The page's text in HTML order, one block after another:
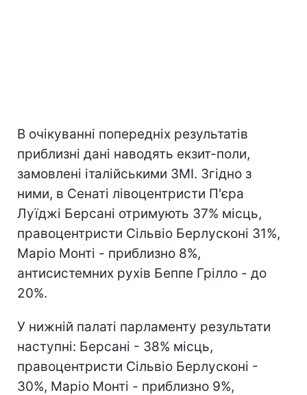
В очікуванні попередніх результатів
приблизні дані наводять екзит-поли,
замовлені італійськими ЗМІ. Згідно з
ними, в Сенаті лівоцентристи П'єра
Луїджі Берсані отримують 37% місць,
правоцентристи Сільвіо Берлусконі 31%,
Маріо Монті - приблизно 8%,
антисистемних рухів Беппе Грілло - до
20%.
У нижній палаті парламенту результати
наступні: Берсані - 38% місць,
правоцентристи Сільвіо Берлусконі -
30%, Маріо Монті - приблизно 9%,